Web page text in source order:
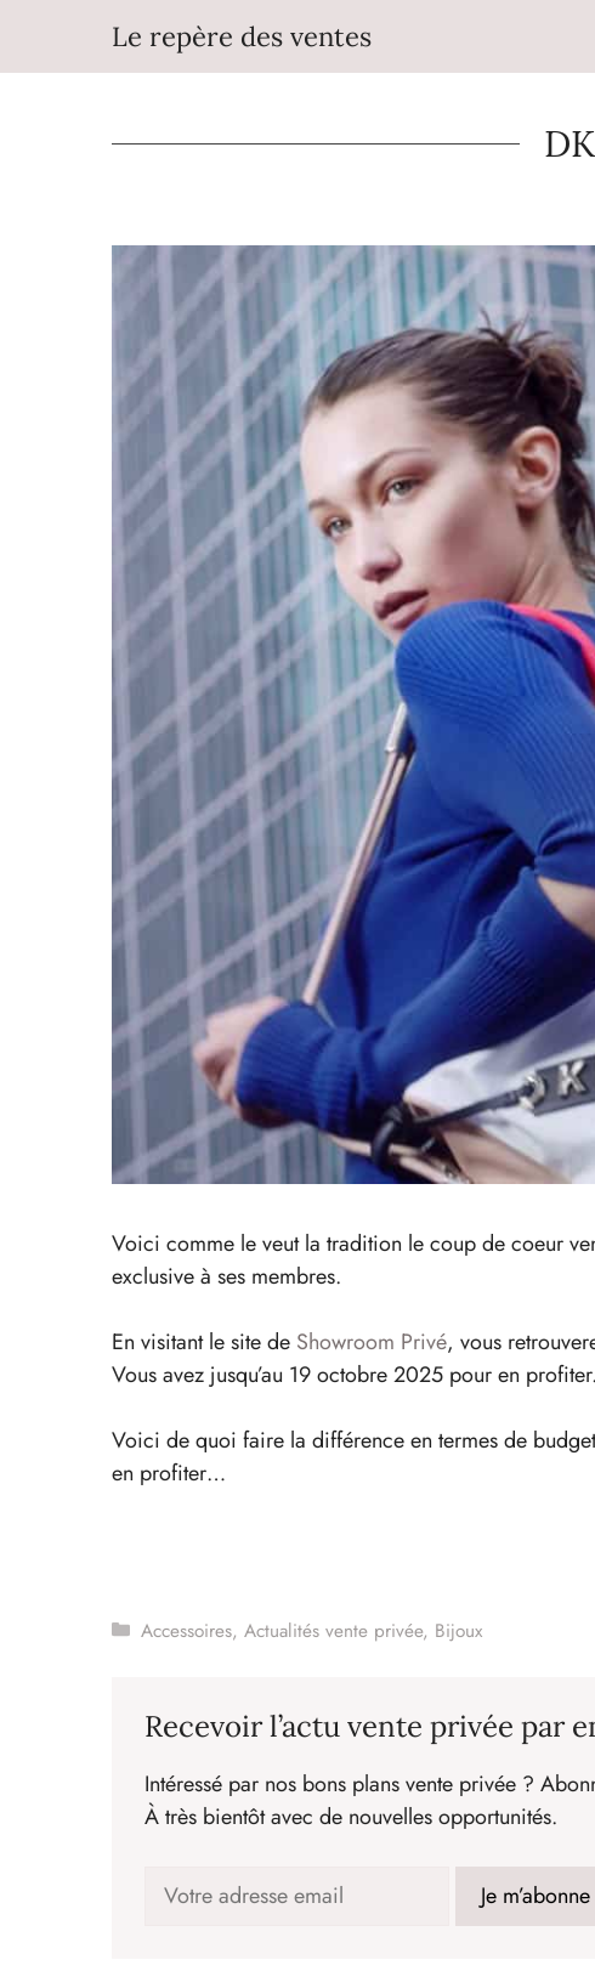
contenu
Le repère des ventes
Voici comme le veut la tradition le coup de coeur
exclusive à ses membres.
En visitant le site de Showroom Privé, vous
Vous avez jusqu’au 19 octobre 2025 pour en profiter.
Voici de quoi faire la différence en termes de
en profiter…
Catégories
Accessoires,Actualités vente privée, Bijoux
Recevoir l’actu vente privée par
Intéressé par nos bons plans vente privée ?
À très bientôt avec de nouvelles opportunités.